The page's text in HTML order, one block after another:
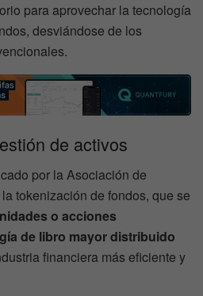
para aprovechar la tecnología
desviándose de los
de activos
por la Asociación de
tokenización de fondos, que se
o acciones
de libro mayor distribuido
financiera más eficiente y